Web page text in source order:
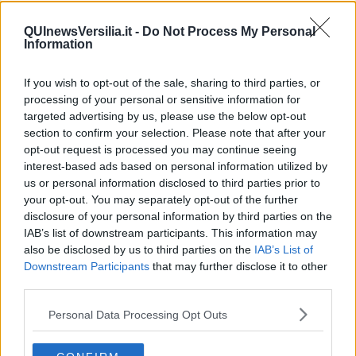
QUInewsVersilia.it - Do Not Process My Personal
Information
If you wish to opt-out of the sale, sharing to third parties, or
processing of your personal or sensitive information for
targeted advertising by us, please use the below opt-out
section to confirm your selection. Please note that after your
opt-out request is processed you may continue seeing
interest-based ads based on personal information utilized by
us or personal information disclosed to third parties prior to
your opt-out. You may separately opt-out of the further
disclosure of your personal information by third parties on the
IAB’s list of downstream participants. This information may
also be disclosed by us to third parties on the IAB’s List of
Downstream Participants that may further disclose it to other
Personal Data Processing Opt Outs
dovrebbe andare tutto bene, al lato economico sei favorito dalle
stelle. Periodo buono per concludere qualche affare importante
l’avrai poco prima della metá del mese. Ci vorrá attenzione
particolare il 17 ottobre, che potresti avere una discussione con
uscire illeso. Situazione piú tranquilla verso la fine del mese. A
livello della tua vita sentimentale, se hai giá una famiglia o una
relazione, tutto procede bene, a parte la giornata della Luna Piena
del 17 ottobre con la Luna nel segno opposto al tuo, che potrebbe
portare un po’ di tensione. Se sei single, potresti conoscere
qualcuno che lavora nel settore inerente ai soldi, quindi un/a broker
oppure andando in banca per fare una semplice operazione, nella
prima parte del mese. Dal 17 ottobre Venere entrerá nel segno
amico del Sagittario, dal 20 ottobre avrai piú chance, per incontrare
una persona interessante.
SCORPIONE
Sei il segno favorito dello zodiaco nel mese di ottobre. Non soltanto
perché si sta avvicinando il tuo compleanno, ma per la presenza di
Venere nel tuo segno nella prima metá del mese, che ti regala il
fascino, e per Marte e Saturno, che saranno in ottimo aspetto per
tutto il mese. Veramente ora sei tu a dettare le regole agli altri, che